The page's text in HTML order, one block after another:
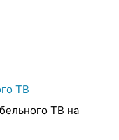
ТВ
ТВ на